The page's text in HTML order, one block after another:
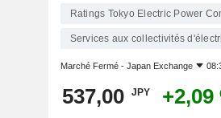
Ratings Tokyo Electric Power
Services aux collectivités
Marché Fermé - Japan Exchange
537,00 JPY +2,09